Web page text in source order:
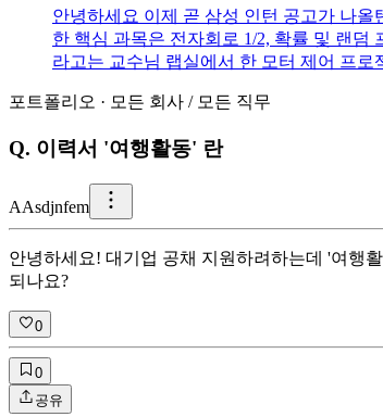
안녕하세요 이제 곧 삼성 인턴 공고가 나
한 핵심 과목은 전자회로 1/2, 확률 및 랜
라고는 교수님 랩실에서 한 모터 제어 프
포트폴리오 · 모든 회사 / 모든 직무
Q. 이력서 '여행활동' 란
AAsdjnfem
안녕하세요! 대기업 공채 지원하려하는데 '여행
되나요?
0
0
공유